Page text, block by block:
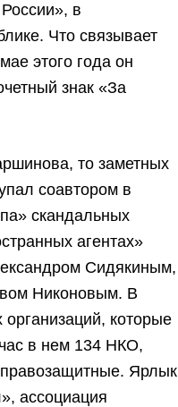
в
Что связывает
этого года он
знак «За
то заметных
соавтором в
скандальных
агентах»
Сидякиным,
Никоновым. В
организаций, которые
в нем 134 НКО,
правозащитные. Ярлык
ассоциация